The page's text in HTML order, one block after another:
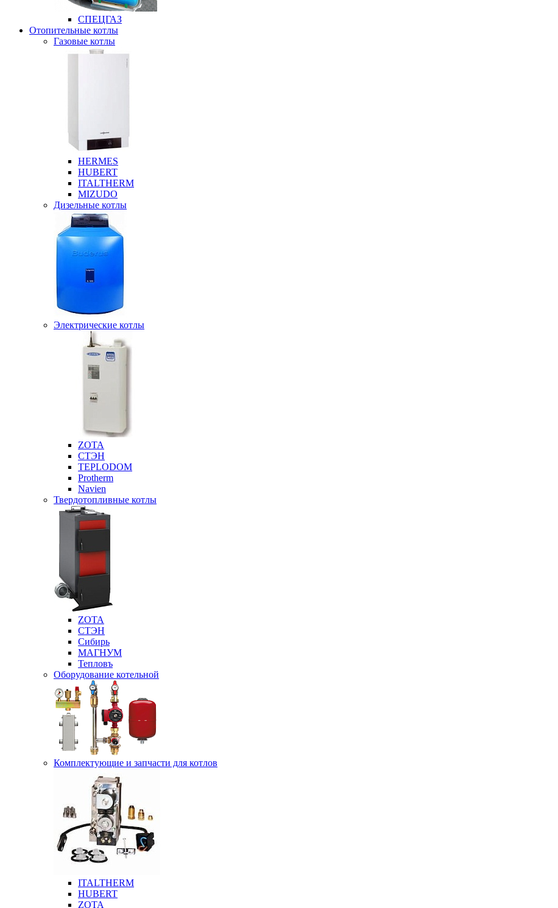
СПЕЦГАЗ
Отопительные котлы
Газовые котлы
HERMES
HUBERT
ITALTHERM
MIZUDO
Дизельные котлы
Электрические котлы
ZOTA
СТЭН
TEPLODOM
Protherm
Navien
Твердотопливные котлы
ZOTA
СТЭН
Сибирь
МАГНУМ
Тепловъ
Оборудование котельной
Комплектующие и запчасти для котлов
ITALTHERM
HUBERT
ZOTA